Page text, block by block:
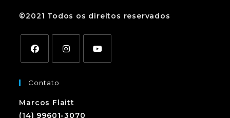
©2021 Todos os direitos reservados
Contato
Marcos Flaitt
(14) 99601-3070